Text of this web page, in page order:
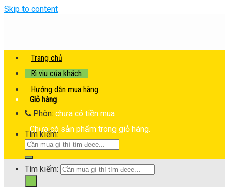
Skip to content
Giỏ hàng
Chưa có sản phẩm trong giỏ hàng.
Tìm kiếm:
Trang chủ
Rì viu của khách
Hướng dẫn mua hàng
Phôn: chưa có tiền mua
Tìm kiếm: